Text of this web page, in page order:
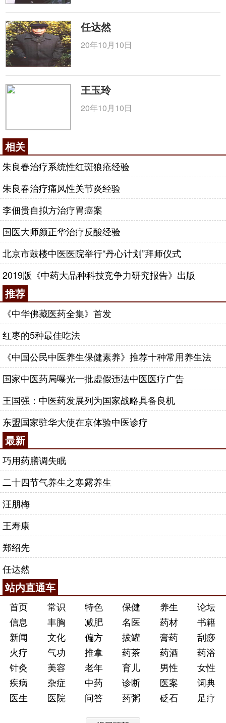
任达然
20年10月10日
王玉玲
20年10月10日
相关
朱良春治疗系统性红斑狼疮经验
朱良春治疗痛风性关节炎经验
李佃贵自拟方治疗胃癌案
国医大师颜正华治疗反酸经验
北京市鼓楼中医医院举行“丹心计划”拜师仪式
2019版《中药大品种科技竞争力研究报告》出版
推荐
《中华佛藏医药全集》首发
红枣的5种最佳吃法
《中国公民中医养生保健素养》推荐十种常用养生法
国家中医药局曝光一批虚假违法中医医疗广告
王国强：中医药发展列为国家战略具备良机
东盟国家驻华大使在京体验中医诊疗
最新
巧用药膳调失眠
二十四节气养生之寒露养生
汪朋梅
王寿康
郑绍先
任达然
站内直通车
首页 常识 特色 保健 养生
论坛
信息
丰胸 减肥 名医 药材
书籍
新闻
文化 偏方 拔罐 膏药
刮痧
火疗
气功 推拿 药茶 药酒
药浴
针灸
美容 老年 育儿 男性
女性
疾病
杂症 中药 诊断 医案
词典
医生
医院 问答 药粥 砭石 足疗